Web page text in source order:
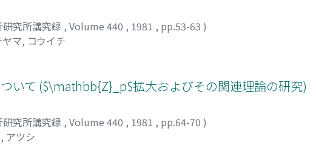
究所講究録 , Volume 440 , 1981 , pp.53-63 )
マ, コウイチ
いて ($\mathbb{Z}_p$拡大およびその関連理論の研究)
究所講究録 , Volume 440 , 1981 , pp.64-70 )
アツシ